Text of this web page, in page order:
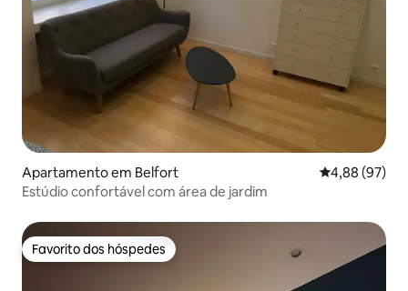
Apartamento em Belfort Classificação
4,88 (97)
Estúdio confortável com área de jardim
Favorito dos hóspedes
Favorito dos hóspedes